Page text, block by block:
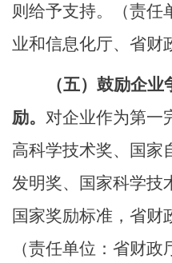
则给予支持。
（责
业和信息化厅、省财
（五） 鼓励企业
励。 对企业作为第一
高科学技术奖、国家
发明奖、国家科学技
国家奖励标准，省财
（责任单位：省财